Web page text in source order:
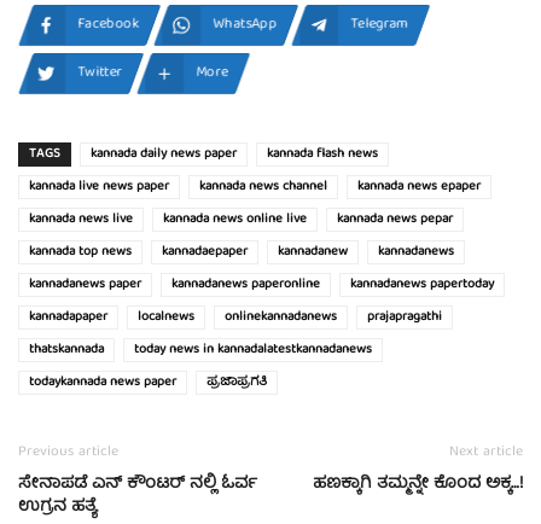
Facebook WhatsApp
Telegram
Twitter
More
TAGS kannada daily news paper
kannada flash news
kannada live news paper
kannada news channel
kannada news epaper
kannada news live
kannada news online live
kannada news pepar
kannada top news
kannadaepaper kannadanew
kannadanews
kannadanews paper
kannadanews paperonline
kannadanews papertoday
kannadapaper
localnews onlinekannadanews
prajapragathi
thatskannada
today news in kannadalatestkannadanews
todaykannada news paper
ಪ್ರಜಾಪ್ರಗತಿ
Previous article
ಸೇನಾಪಡೆ ಎನ್ ಕೌಂಟರ್ ನಲ್ಲಿ ಓರ್ವ
ಉಗ್ರನ ಹತ್ಯೆ
Next article
ಹಣಕ್ಕಾಗಿ ತಮ್ಮನ್ನೇ ಕೊಂದ ಅಕ್ಕ…!